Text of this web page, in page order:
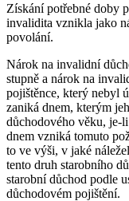
Získání potřebné doby
invalidita vznikla jako
povolání.
Nárok na invalidní
stupně a nárok na
pojištěnce, který nebyl
zaniká dnem, kterým
důchodového věku, je-
dnem vzniká tomuto
to ve výši, v jaké
tento druh starobního
starobní důchod podle
důchodovém pojištění.